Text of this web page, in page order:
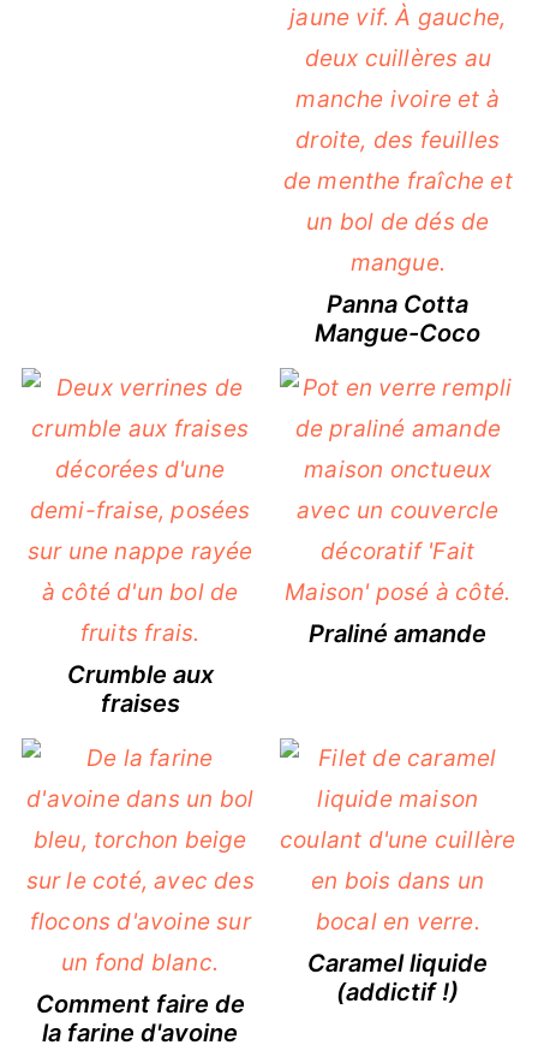
Panna Cotta
Mangue-Coco
Crumble aux
fraises
Praliné amande
Comment faire de
la farine d'avoine
Caramel liquide
(addictif !)